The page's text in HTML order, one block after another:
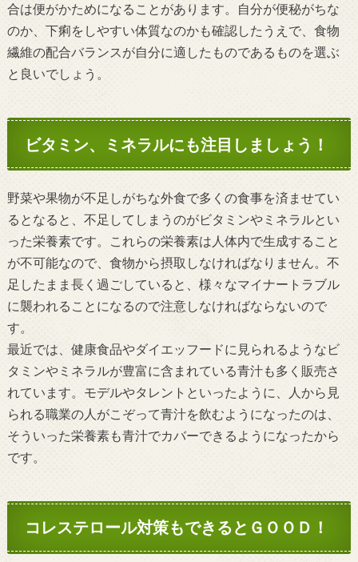
合は便がかためになることがあります。自分が便秘がちな
のか、下痢をしやすい体質なのかも確認したうえで、食物
繊維の配合バランスが自分に適したものであるものを選ぶ
と良いでしょう。
ビタミン、ミネラルにも注目しましょう！
野菜や果物が不足しがちな外食で多くの食事を済ませてい
るとなると、不足してしまうのがビタミンやミネラルとい
った栄養素です。これらの栄養素は人体内で生成すること
が不可能なので、食物から摂取しなければなりません。不
足したまま長く過ごしていると、様々なマイナートラブル
に襲われることになるので注意しなければならないので
す。
最近では、健康食品やダイエッフードに見られるようなビ
タミンやミネラルが豊富に含まれている青汁も多く販売さ
れています。モデルやタレントといったように、人から見
られる職業の人がこぞって青汁を飲むようになったのは、
そういった栄養素も青汁でカバーできるようになったから
です。
コレステロール対策もできるとＧＯＯＤ！